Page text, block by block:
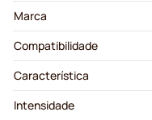
Marca
Compatibilidade
Característica
Intensidade